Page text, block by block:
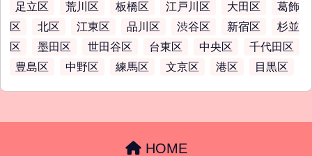
足立区 荒川区 板橋区 江戸川区 大田区
葛飾
区
北区 江東区 品川区 渋谷区 新宿区
杉並
区
墨田区 世田谷区 台東区 中央区
千代田区
豊島区
中野区 練馬区 文京区 港区 目黒区
HOME